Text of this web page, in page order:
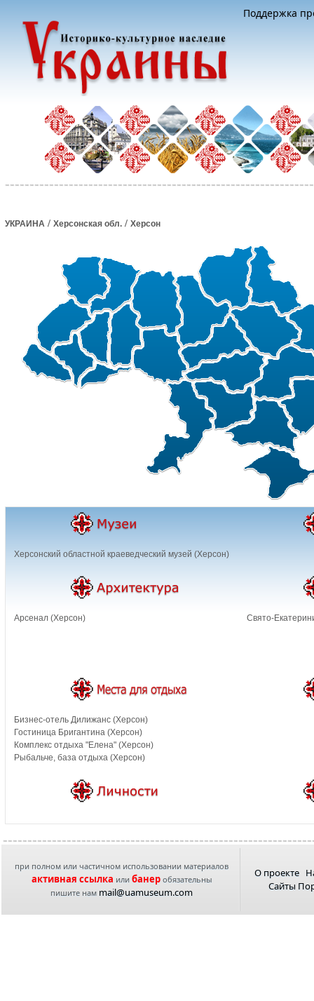
Поддержка
УКРАИНА / Херсонская обл. / Херсон
Херсонский областной краеведческий музей (Херсон)
Арсенал (Херсон) Свято-
Бизнес-отель Дилижанс (Херсон)
Гостиница Бригантина (Херсон)
Комплекс отдыха "Елена" (Херсон)
Рыбальче, база отдыха (Херсон)
при полном или частичном использовании материалов
активная ссылка или банеробязательны
пишите нам mail@uamuseum.com
О проекте
Сайты